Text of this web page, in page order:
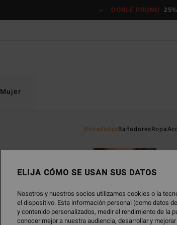
DOBLE PROMO
Mujer
NovedadesBañadoresRopa
ELIJA CÓMO SE USAN SUS DATOS
Nosotros y nuestros socios utilizamos cookies o la
el dispositivo. Esta información personal (como datos
y contenido personalizados, medir el rendimiento de la
conocer mejor a nuestra audiencia, desarrollar y